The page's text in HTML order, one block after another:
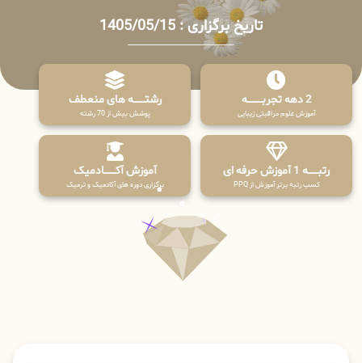
تاریخ برگزاری : 1405/05/15
2 دهه تجربـــــــــه
آموزش علوم مراقبتی زیبایی
رشتـــــــه های منعطف
پوشش بیش از 70 رشته
رتبــــــه 1 آموزش حرفه ای
کسب رتبه برتر آموزش از PPQ
آموزش آکـــــــادمیک
برگزاری دوره های آکادمیک و ترمیک